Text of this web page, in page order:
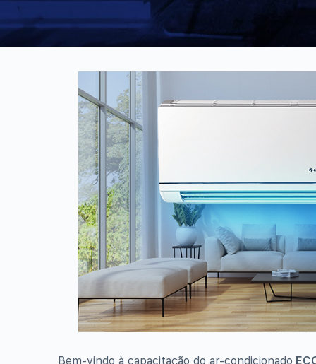
Bem-vindo à capacitação do ar-condicionado